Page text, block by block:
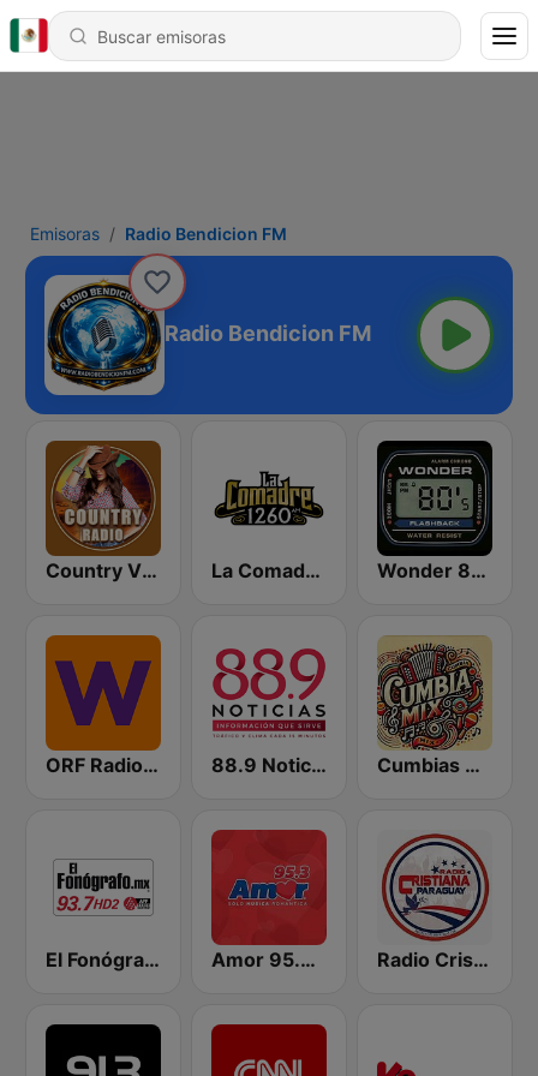
Emisoras Radio Bendicion FM
Radio Bendicion FM
Country Vibes La Comadre 1260 AM Wonder 80's
ORF Radio Wien 88.9 Noticias Cumbias Mix
El Fonógrafo HD2 Amor 95.3 FM Radio Cristiana Paraguay